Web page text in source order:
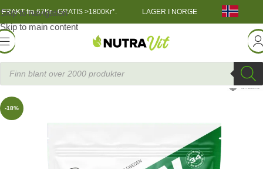
Skip to navigation
Skip to main content
FRAKT fra 67Kr - GRATIS >1800Kr*. LAGER I NORGE
TRENINGSNÆRING»Protein»SS Lifestyle Whey 900g
-18%